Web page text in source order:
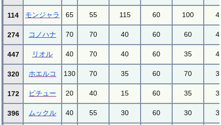
114 モンジャラ 65 55 115 60 100
274 コノハナ 70 70 40 60 60
447 リオル 40 70 40 60 35
320 ホエルコ 130 70 35 60 70
172 ピチュー 20 40 15 60 35
396 ムックル 40 55 30 60 30